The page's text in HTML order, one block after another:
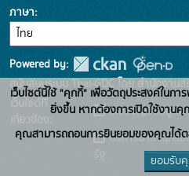
ภาษา
Powered by:
สนับสนุนระบบ Thai-GDC โดย สำนักงาน
เว็บไซต์ที่
เกี่ยวข้อง:
ระบบบัญชีข้อมูลภ
บริการนามานุกร
เว็บไซต์นี้ใช้ "คุกกี้" เพื่อวัตถุประสงค์ในก
ยิ่งขึ้น หากต้องการเปิดใช้งาน
คุณสามารถถอนการยินยอมของคุณได้ต
ยอมรับ